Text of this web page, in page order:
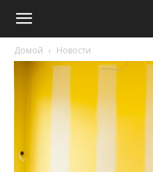
Домой Новости